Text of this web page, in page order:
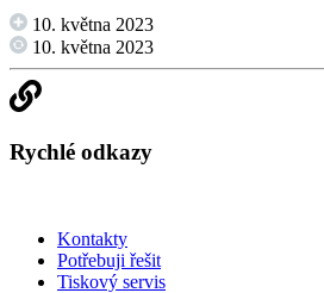
10. května 2023
10. května 2023
Rychlé odkazy
Kontakty
Potřebuji řešit
Tiskový servis